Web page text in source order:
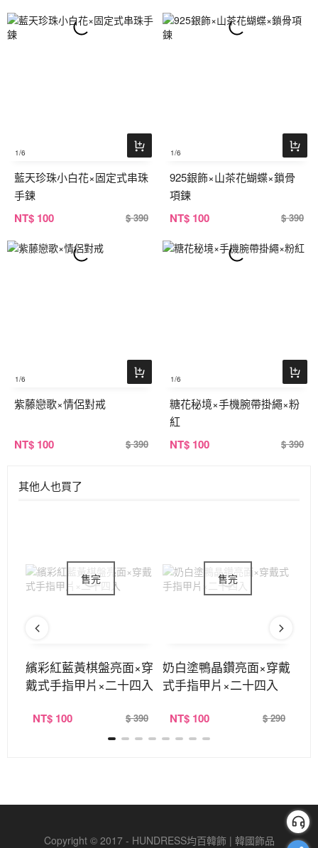
1/6
藍天珍珠小白花×固定式串珠
手鍊
NT$ 100 $ 390
1/6
925銀飾×山茶花蝴蝶×鎖骨
項鍊
NT$ 100 $ 390
1/6
紫藤戀歌×情侶對戒
NT$ 100 $ 390
1/6
糖花秘境×手機腕帶掛繩×粉
紅
NT$ 100 $ 390
其他人也買了
繽彩紅藍黃棋盤亮面×穿
戴式手指甲片×二十四入
NT$ 100 $ 390
奶白塗鴨晶鑽亮面×穿戴
式手指甲片×二十四入
NT$ 100 $ 290
Copyright © 2017 - HUNDRESS均百韓飾 | 韓國飾品